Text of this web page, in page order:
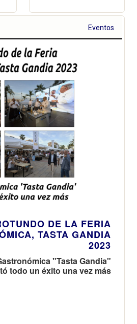
Eventos
DE LA FERIA
TASTA GANDIA
2023
"Tasta Gandia"
todo un éxito una vez más